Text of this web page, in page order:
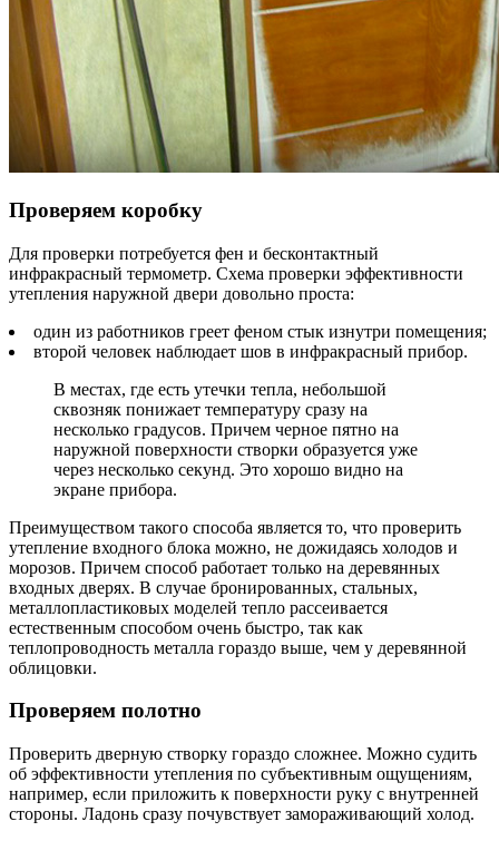
Проверяем коробку
Для проверки потребуется фен и бесконтактный
инфракрасный термометр. Схема проверки эффективности
утепления наружной двери довольно проста:
один из работников греет феном стык изнутри помещения;
второй человек наблюдает шов в инфракрасный прибор.
В местах, где есть утечки тепла, небольшой
сквозняк понижает температуру сразу на
несколько градусов. Причем черное пятно на
наружной поверхности створки образуется уже
через несколько секунд. Это хорошо видно на
экране прибора.
Преимуществом такого способа является то, что проверить
утепление входного блока можно, не дожидаясь холодов и
морозов. Причем способ работает только на деревянных
входных дверях. В случае бронированных, стальных,
металлопластиковых моделей тепло рассеивается
естественным способом очень быстро, так как
теплопроводность металла гораздо выше, чем у деревянной
облицовки.
Проверяем полотно
Проверить дверную створку гораздо сложнее. Можно судить
об эффективности утепления по субъективным ощущениям,
например, если приложить к поверхности руку с внутренней
стороны. Ладонь сразу почувствует замораживающий холод.